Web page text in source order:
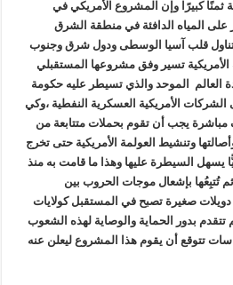
ثمنًا كبيرًا وإن المشروع الأمريكي في
على المياه الدافئة في منطقة الشرق
يتناول قلب آسيا الوسطى ودول شرق وجنوب
الأمريكية تسير وفق مشروعها المستقبلي
العالم الموحد والذي تسيطر عليه حكومة
الشركات الأمريكية العسكرية النفطية ،وكي
مباشرة يجب أن تقوم بحملات متتابعة من
وتنشيط العولمة الأمريكية حتى تخرج
يسهل السيطرة عليها وهذا ما قامت به منذ
تُتبِعُها بإشعال موجات الحروب بين
دويلات صغيرة تصبح في المستقبل كولايات
تتقدم بدور الحماية والوصاية لهذه الشعوب
تتوقع أن يقوم هذا المشروع ليعلن عنه